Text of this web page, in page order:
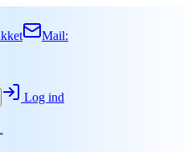
Mail:
Log ind